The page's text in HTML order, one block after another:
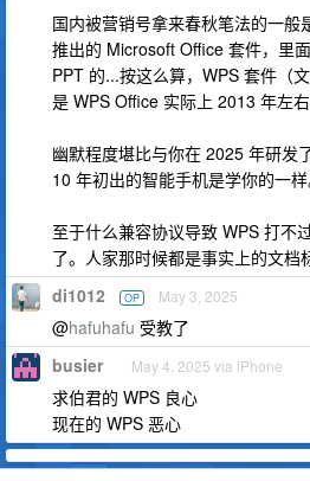
国内被营销号拿来春秋笔法的一
推出的 Microsoft Office 套件，里
PPT 的...按这么算，WPS 套件（
是 WPS Office 实际上 2013 年左右
幽默程度堪比与你在 2025 年研发
10 年初出的智能手机是学你的一样
至于什么兼容协议导致 WPS 打不
了。人家那时候都是事实上的文档
di1012 OP May 3, 2025
@hafuhafu 受教了
busier May 4, 2025 via iPhone
求伯君的 WPS 良心
现在的 WPS 恶心